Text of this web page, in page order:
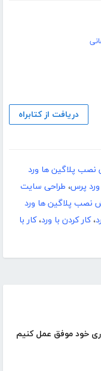
خود موفق عمل کنیم
دریافت از کتابراه
نصب پلاگین ها ورد
پرس، طراحی سایت
نصب پلاگین ها ورد
،کار کردن با ورد،کار با